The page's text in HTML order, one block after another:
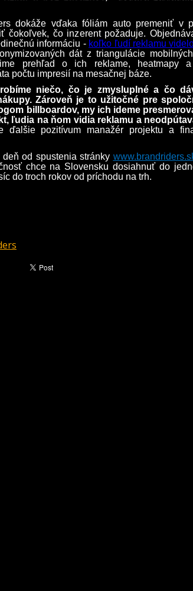
dokáže vďaka fóliám auto premeniť v
čokoľvek, čo inzerent požaduje.
informáciu - koľko ľudí reklamu
dát z triangulácie
prehľad o ich reklame, heatmapy
počtu impresií na mesačnej báze.
niečo, čo je zmysluplné a čo
Zároveň je to užitočné pre
billboardov, my ich ideme
ľudia na ňom vidia reklamu a
ďalšie pozitívum manažér projektu a
deň od spustenia stránky
chce na Slovensku dosiahnuť do
do troch rokov od príchodu na trh.